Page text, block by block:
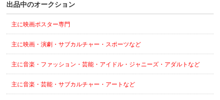
出品中のオークション
主に映画ポスター専門
主に映画・演劇・サブカルチャー・スポーツなど
主に音楽・ファッション・芸能・アイドル・ジャニーズ・アダルトなど
主に音楽・芸能・サブカルチャー・アートなど